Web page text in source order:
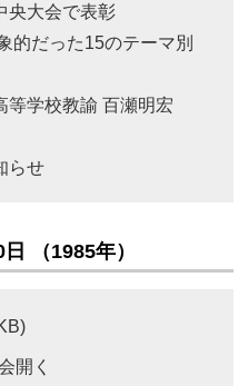
央大会で表彰
的だった15のテーマ別
等学校教諭 百瀬明宏
らせ
（1985年）
開く